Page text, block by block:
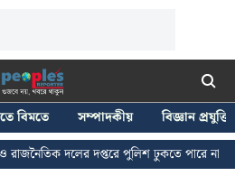
বিমতে সম্পাদকীয়
বিজ্ঞান প্রযুক্তি
দলের দপ্তরে পুলিশ ঢুকতে পারে না - জন